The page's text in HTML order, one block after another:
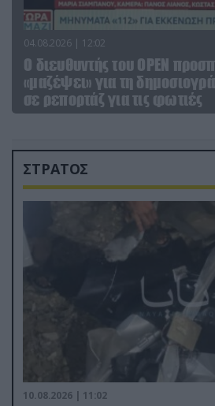
04.08.2026 | 12:02
O διευθυντής του OPEN
«μαζέψει» για τη
σε ρεπορτάζ για τις φωτιές
ΣΤΡΑΤΟΣ
10.08.2026 | 11:02